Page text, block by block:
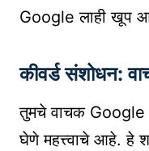
Google लाही खूप
कीवर्ड संशोधन:
तुमचे वाचक Google
घेणे महत्त्वाचे आहे. हे